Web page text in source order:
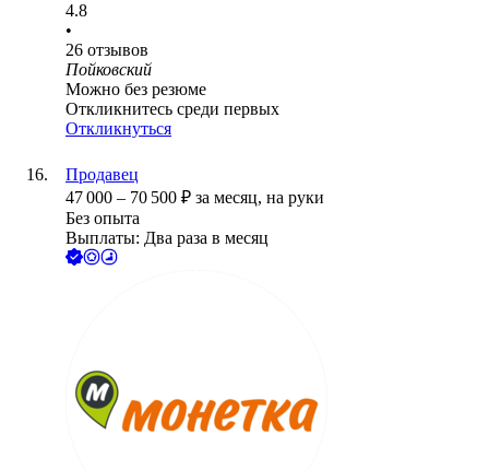
4.8
•
26 отзывов
Пойковский
Можно без резюме
Откликнитесь среди первых
Откликнуться
Продавец
47 000 – 70 500 ₽ за месяц, на руки
Без опыта
Выплаты: Два раза в месяц